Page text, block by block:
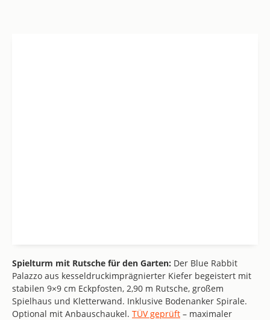
Spielturm mit Rutsche für den Garten: Der Blue Rabbit
Palazzo aus kesseldruckimprägnierter Kiefer begeistert mit
stabilen 9×9 cm Eckpfosten, 2,90 m Rutsche, großem
Spielhaus und Kletterwand. Inklusive Bodenanker Spirale.
Optional mit Anbauschaukel. TÜV geprüft – maximaler